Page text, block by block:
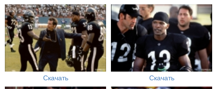
Скачать Скачать